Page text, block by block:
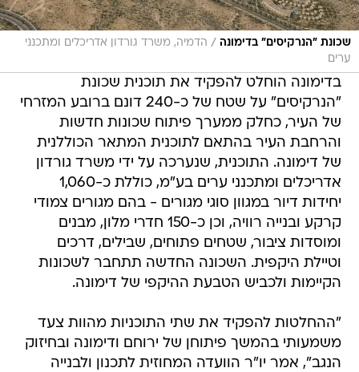
שכונת "הנרקיסים" בדימונה / הדמיה, משרד גורדון אדריכלים ומתכנני
ערים
בדימונה הוחלט להפקיד את תוכנית שכונת
"הנרקיסים" על שטח של כ-240 דונם ברובע המזרחי
של העיר, כחלק ממערך פיתוח שכונות חדשות
והרחבת העיר בהתאם לתוכנית המתאר הכוללנית
של דימונה. התוכנית, שנערכה על ידי משרד גורדון
אדריכלים ומתכנני ערים בע"מ, כוללת כ-1,060
יחידות דיור במגוון סוגי מגורים - בהם מגורים צמודי
קרקע ובנייה רוויה, וכן כ-150 חדרי מלון, מבנים
ומוסדות ציבור, שטחים פתוחים, שבילים, דרכים
וטיילת היקפית. השכונה החדשה תתחבר לשכונות
הקיימות ולכביש הטבעת ההיקפי של דימונה.
"ההחלטות להפקיד את שתי התוכניות מהוות צעד
משמעותי בהמשך פיתוחן של ירוחם ודימונה ובחיזוק
הנגב", אמר יו"ר הוועדה המחוזית לתכנון ולבנייה